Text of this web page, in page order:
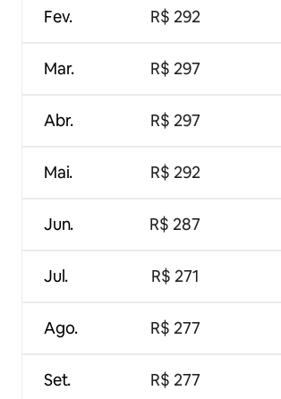
Fev.
Mar.
Abr.
Mai.
Jun.
Jul.
Ago.
Set.
R$ 292
R$ 297
R$ 297
R$ 292
R$ 287
R$ 271
R$ 277
R$ 277